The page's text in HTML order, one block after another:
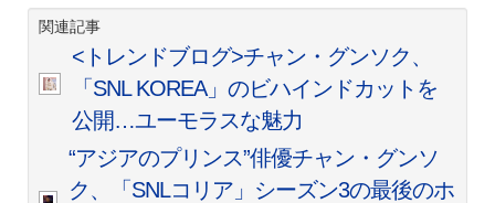
関連記事
<トレンドブログ>チャン・グンソク、
「SNL KOREA」のビハインドカットを
公開…ユーモラスな魅力
“アジアのプリンス”俳優チャン・グンソ
ク、「SNLコリア」シーズン3の最後のホ